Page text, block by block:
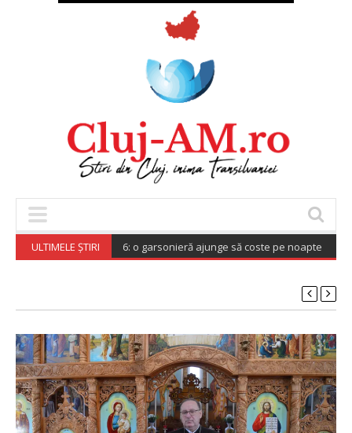
ULTIMELE ȘTIRI
perioada UNTOLD 2026: o garsonieră ajunge să coste pe noapte cât